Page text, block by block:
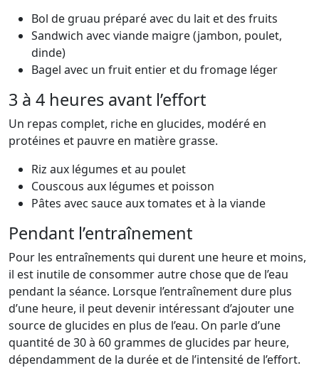
Bol de gruau préparé avec du lait et des fruits
Sandwich avec viande maigre (jambon, poulet,
dinde)
Bagel avec un fruit entier et du fromage léger
3 à 4 heures avant l’effort
Un repas complet, riche en glucides, modéré en
protéines et pauvre en matière grasse.
Riz aux légumes et au poulet
Couscous aux légumes et poisson
Pâtes avec sauce aux tomates et à la viande
Pendant l’entraînement
Pour les entraînements qui durent une heure et moins,
il est inutile de consommer autre chose que de l’eau
pendant la séance. Lorsque l’entraînement dure plus
d’une heure, il peut devenir intéressant d’ajouter une
source de glucides en plus de l’eau. On parle d’une
quantité de 30 à 60 grammes de glucides par heure,
dépendamment de la durée et de l’intensité de l’effort.